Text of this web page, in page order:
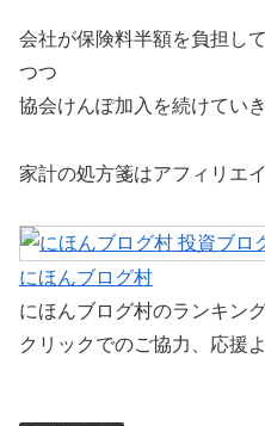
会社が保険料半額を負担し
つつ
協会けんぽ加入を続けてい
家計の処方箋はアフィリエ
にほんブログ村
にほんブログ村のランキン
クリックでのご協力、応援